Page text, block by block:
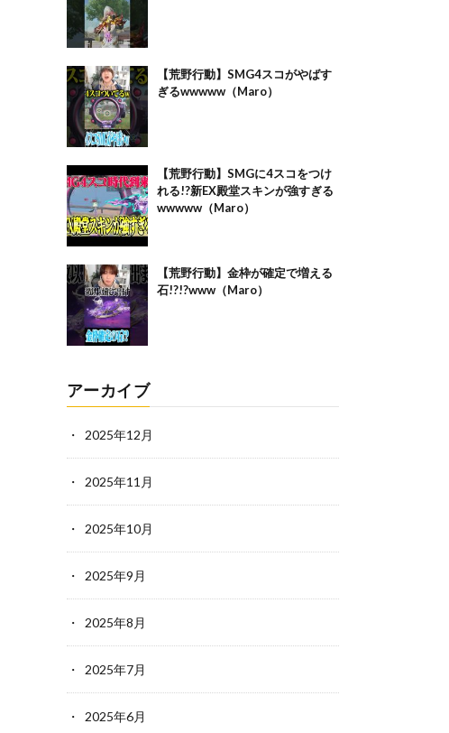
【荒野行動】SMG4スコがやばす
ぎるwwwww（Maro）
【荒野行動】SMGに4スコをつけ
れる!?新EX殿堂スキンが強すぎる
wwwww（Maro）
【荒野行動】金枠が確定で増える
石!?!?www（Maro）
アーカイブ
2025年12月
2025年11月
2025年10月
2025年9月
2025年8月
2025年7月
2025年6月